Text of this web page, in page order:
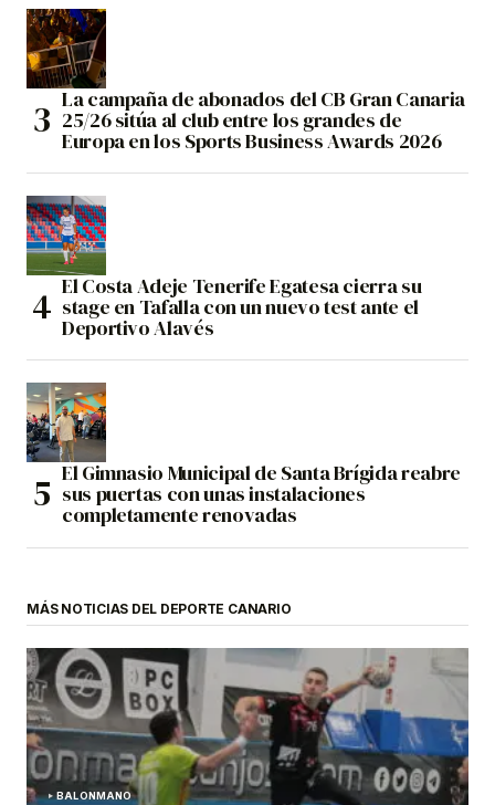
La campaña de abonados del CB Gran Canaria
25/26 sitúa al club entre los grandes de
Europa en los Sports Business Awards 2026
El Costa Adeje Tenerife Egatesa cierra su
stage en Tafalla con un nuevo test ante el
Deportivo Alavés
El Gimnasio Municipal de Santa Brígida reabre
sus puertas con unas instalaciones
completamente renovadas
MÁS NOTICIAS DEL DEPORTE CANARIO
BALONMANO